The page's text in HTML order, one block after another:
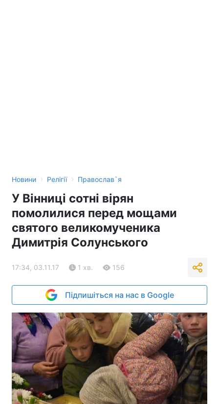
Новини › Релігії › Православ`я
У Вінниці сотні вірян
помолилися перед мощами
святого великомученика
Димитрія Солунського
17:34, 03.11.17 1 хв. 156
Підпишіться на нас в Google